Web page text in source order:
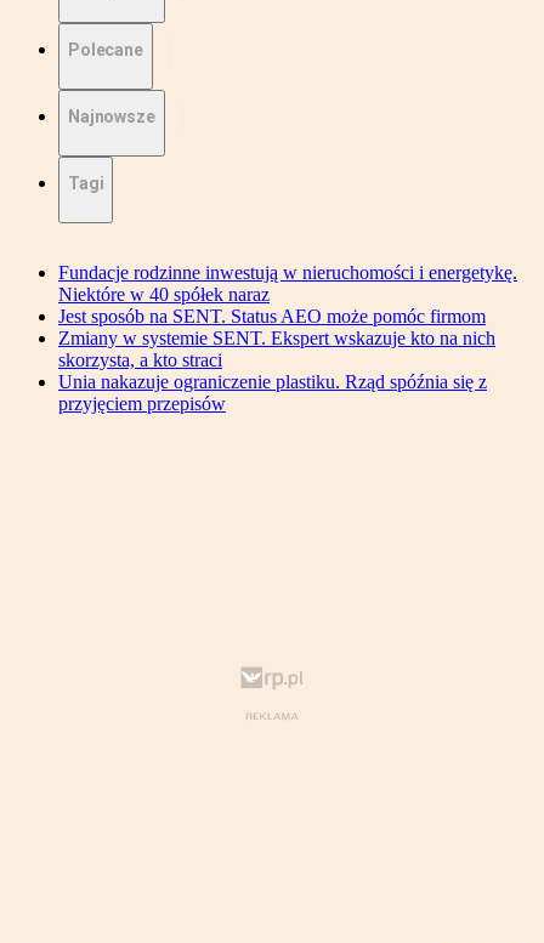
Polecane
Najnowsze
Tagi
Fundacje rodzinne inwestują w nieruchomości i energetykę.
Niektóre w 40 spółek naraz
Jest sposób na SENT. Status AEO może pomóc firmom
Zmiany w systemie SENT. Ekspert wskazuje kto na nich
skorzysta, a kto straci
Unia nakazuje ograniczenie plastiku. Rząd spóźnia się z
przyjęciem przepisów